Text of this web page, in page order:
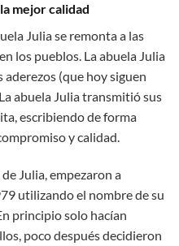
mejor calidad
Julia se remonta a las
los pueblos. La abuela Julia
aderezos (que hoy siguen
abuela Julia transmitió sus
escribiendo de forma
y calidad.
Julia, empezaron a
utilizando el nombre de su
principio solo hacían
poco después decidieron